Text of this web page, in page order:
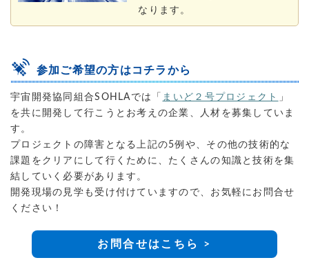
なります。
参加ご希望の方はコチラから
宇宙開発協同組合SOHLAでは「 まいど２号プロジェクト
」
を共に開発して行こうとお考えの企業、人材を募集していま
す。
プロジェクトの障害となる上記の5例や、その他の技術的な
課題をクリアにして行くために、たくさんの知識と技術を集
結していく必要があります。
開発現場の見学も受け付けていますので、お気軽にお問合せ
ください！
お問合せはこちら >